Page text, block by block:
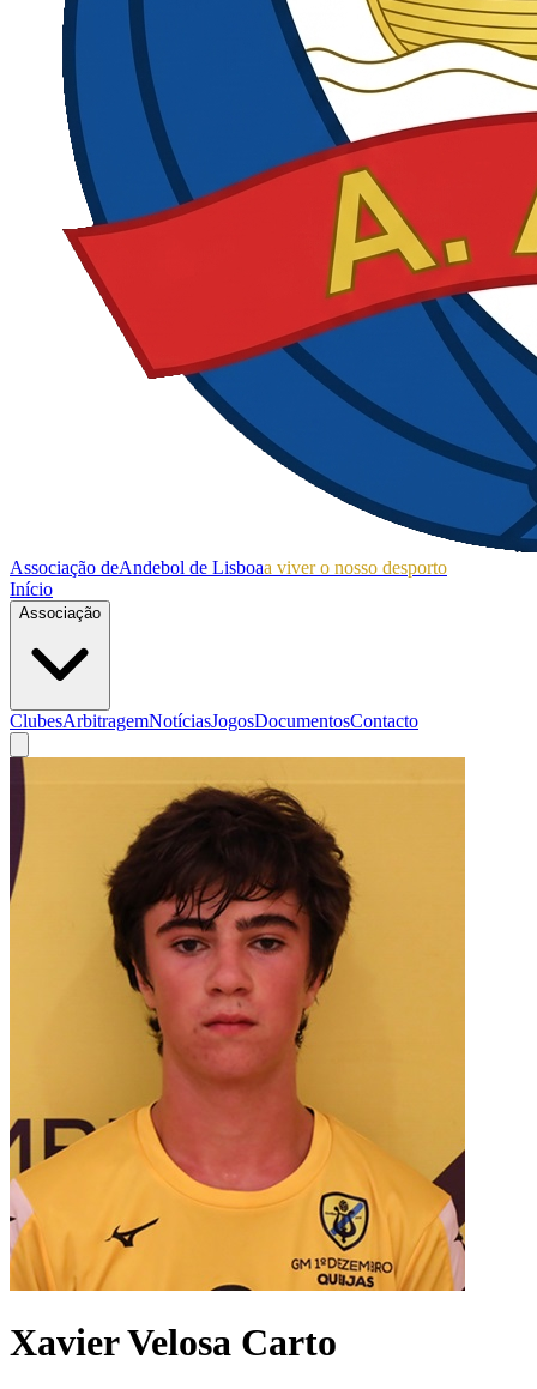
Associação deAndebol de Lisboaa viver o nosso desporto
Início
Associação
ClubesArbitragemNotíciasJogosDocumentosContacto
Xavier Velosa Carto